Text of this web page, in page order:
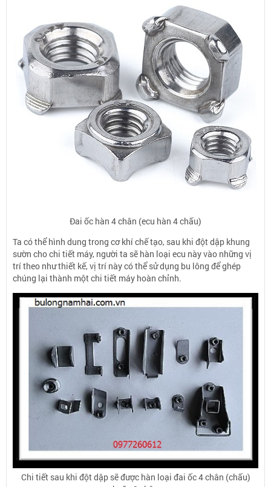
Đai ốc hàn 4 chân (ecu hàn 4 chấu)
Ta có thể hình dung trong cơ khí chế tạo, sau khi đột dập khung
sườn cho chi tiết máy, người ta sẽ hàn loại ecu này vào những vị
trí theo như thiết kế, vị trí này có thể sử dụng bu lông để ghép
chúng lại thành một chi tiết máy hoàn chỉnh.
Chi tiết sau khi đột dập sẽ được hàn loại đai ốc 4 chân (chấu)